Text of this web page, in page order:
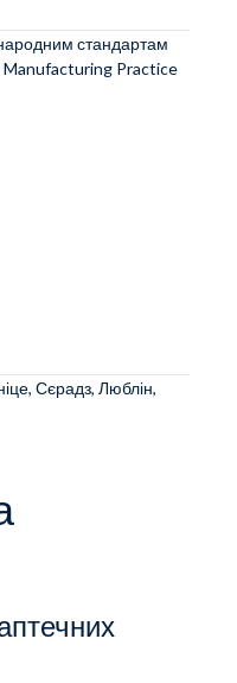
стандартам
Manufacturing Practice
Сєрадз, Люблін,